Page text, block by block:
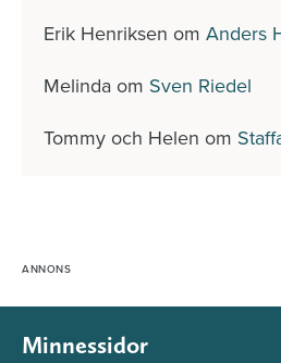
Erik Henriksen om Anders
Melinda om Sven Riedel
Tommy och Helen om
Minnessidor